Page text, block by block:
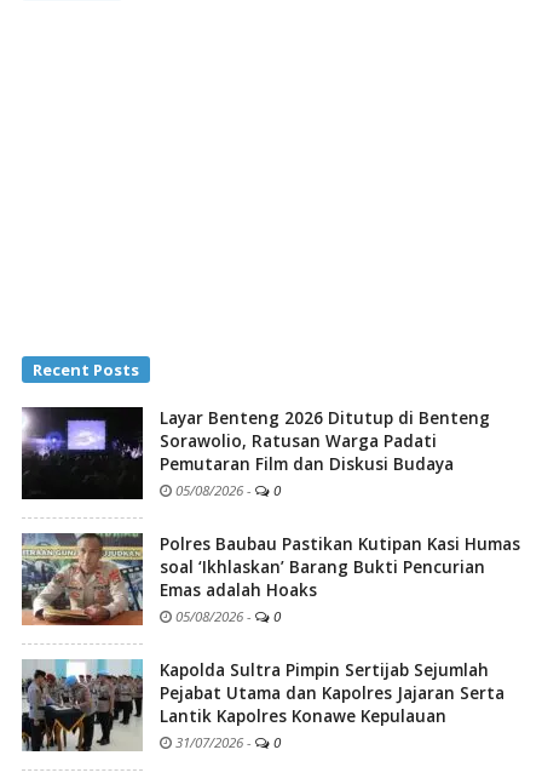
Recent Posts
Layar Benteng 2026 Ditutup di Benteng
Sorawolio, Ratusan Warga Padati
Pemutaran Film dan Diskusi Budaya
05/08/2026 - 0
Polres Baubau Pastikan Kutipan Kasi Humas
soal ‘Ikhlaskan’ Barang Bukti Pencurian
Emas adalah Hoaks
05/08/2026 - 0
Kapolda Sultra Pimpin Sertijab Sejumlah
Pejabat Utama dan Kapolres Jajaran Serta
Lantik Kapolres Konawe Kepulauan
31/07/2026 - 0